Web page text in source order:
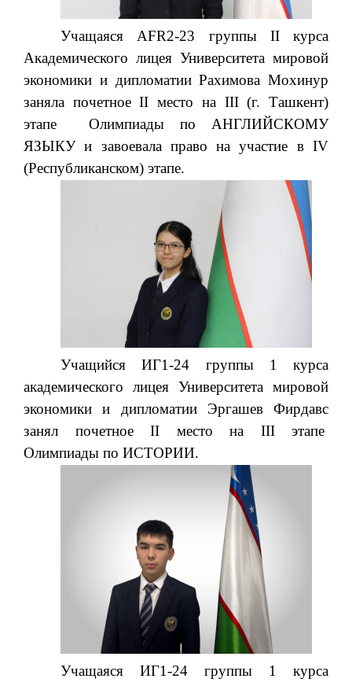
Учащаяся AFR2-23 группы II курса
Академического лицея Университета мировой
экономики и дипломатии Рахимова Мохинур
заняла почетное II место на III (г. Ташкент)
этапе Олимпиады по АНГЛИЙСКОМУ
ЯЗЫКУ и завоевала право на участие в IV
(Республиканском) этапе.
Учащийся ИГ1-24 группы 1 курса
академического лицея Университета мировой
экономики и дипломатии Эргашев Фирдавс
занял почетное II место на III этапе
Олимпиады по ИСТОРИИ.
Учащаяся ИГ1-24 группы 1 курса